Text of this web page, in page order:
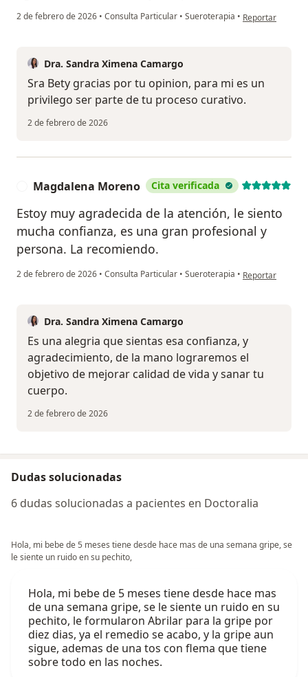
2 de febrero de 2026 • Consulta Particular • Sueroterapia • en opinión del
Reportar
Dra. Sandra Ximena Camargo
Sra Bety gracias por tu opinion, para mi es un
privilego ser parte de tu proceso curativo.
2 de febrero de 2026
Magdalena Moreno Cita verificada
Estoy muy agradecida de la atención, le siento
mucha confianza, es una gran profesional y
persona. La recomiendo.
2 de febrero de 2026 • Consulta Particular • Sueroterapia • en opinión del
Reportar
Dra. Sandra Ximena Camargo
Es una alegria que sientas esa confianza, y
agradecimiento, de la mano lograremos el
objetivo de mejorar calidad de vida y sanar tu
cuerpo.
2 de febrero de 2026
Dudas solucionadas
6 dudas solucionadas a pacientes en Doctoralia
Hola, mi bebe de 5 meses tiene desde hace mas de una semana gripe, se
le siente un ruido en su pechito,
Hola, mi bebe de 5 meses tiene desde hace mas
de una semana gripe, se le siente un ruido en su
pechito, le formularon Abrilar para la gripe por
diez dias, ya el remedio se acabo, y la gripe aun
sigue, ademas de una tos con flema que tiene
sobre todo en las noches.